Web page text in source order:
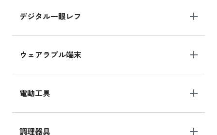
デジタル一眼レフ
ウェアラブル端末
電動工具
調理器具